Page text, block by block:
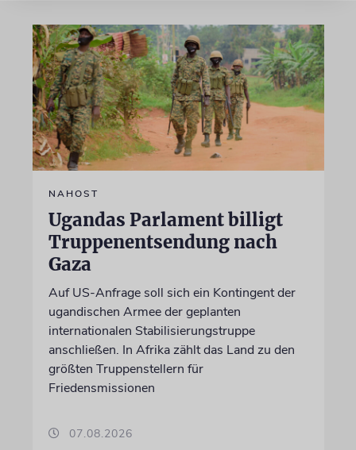
NAHOST
Ugandas Parlament billigt
Truppenentsendung nach
Gaza
Auf US-Anfrage soll sich ein Kontingent der
ugandischen Armee der geplanten
internationalen Stabilisierungstruppe
anschließen. In Afrika zählt das Land zu den
größten Truppenstellern für
Friedensmissionen
07.08.2026